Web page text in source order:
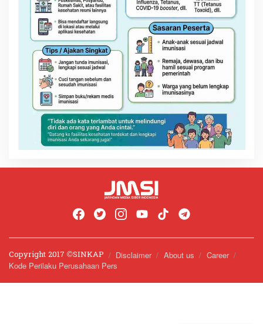
Copyright 2017 ©️SINKAP Disclaimer About us
Career
Kode Perilaku Perusahaan Pers